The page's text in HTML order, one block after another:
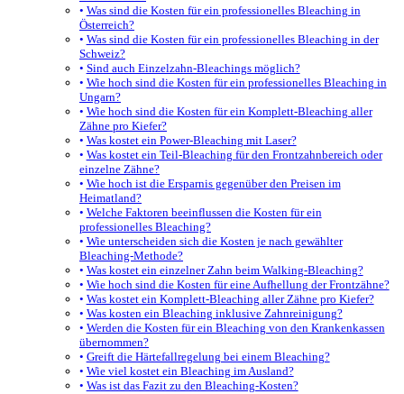
Was sind die Kosten für ein professionelles Bleaching in
Österreich?
Was sind die Kosten für ein professionelles Bleaching in der
Schweiz?
Sind auch Einzelzahn-Bleachings möglich?
Wie hoch sind die Kosten für ein professionelles Bleaching in
Ungarn?
Wie hoch sind die Kosten für ein Komplett-Bleaching aller
Zähne pro Kiefer?
Was kostet ein Power-Bleaching mit Laser?
Was kostet ein Teil-Bleaching für den Frontzahnbereich oder
einzelne Zähne?
Wie hoch ist die Ersparnis gegenüber den Preisen im
Heimatland?
Welche Faktoren beeinflussen die Kosten für ein
professionelles Bleaching?
Wie unterscheiden sich die Kosten je nach gewählter
Bleaching-Methode?
Was kostet ein einzelner Zahn beim Walking-Bleaching?
Wie hoch sind die Kosten für eine Aufhellung der Frontzähne?
Was kostet ein Komplett-Bleaching aller Zähne pro Kiefer?
Was kosten ein Bleaching inklusive Zahnreinigung?
Werden die Kosten für ein Bleaching von den Krankenkassen
übernommen?
Greift die Härtefallregelung bei einem Bleaching?
Wie viel kostet ein Bleaching im Ausland?
Was ist das Fazit zu den Bleaching-Kosten?